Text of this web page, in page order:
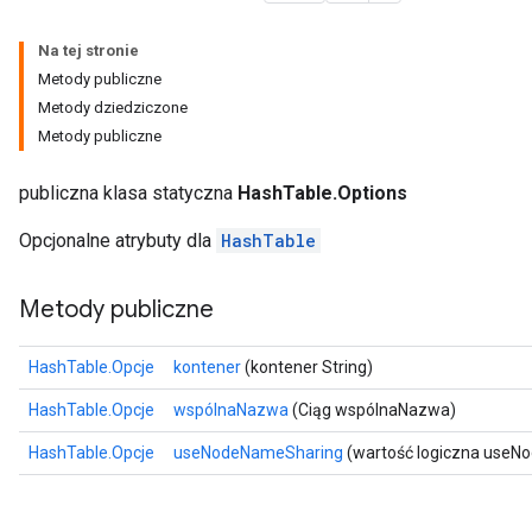
Na tej stronie
Metody publiczne
Metody dziedziczone
Metody publiczne
publiczna klasa statyczna HashTable.Options
Opcjonalne atrybuty dla HashTable
Metody publiczne
HashTable.Opcje kontener(kontener String)
HashTable.Opcje wspólnaNazwa (Ciąg wspólnaNazwa)
HashTable.Opcje useNodeNameSharing (wartość logiczna